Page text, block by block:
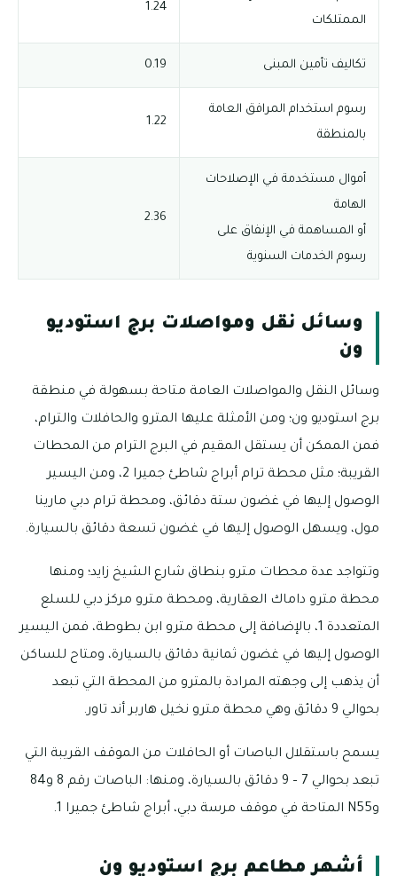
الممتلكات
1.24
تكاليف تأمين المبنى 0.19
رسوم استخدام المرافق العامة
بالمنطقة
1.22
أموال مستخدمة في الإصلاحات
الهامة
أو المساهمة في الإنفاق على
رسوم الخدمات السنوية
2.36
وسائل نقل ومواصلات برج استوديو
ون
وسائل النقل والمواصلات العامة متاحة بسهولة في منطقة
برج استوديو ون؛ ومن الأمثلة عليها المترو والحافلات والترام،
فمن الممكن أن يستقل المقيم في البرج الترام من المحطات
القريبة؛ مثل محطة ترام أبراج شاطئ جميرا 2، ومن اليسير
الوصول إليها في غضون ستة دقائق، ومحطة ترام دبي مارينا
مول، ويسهل الوصول إليها في غضون تسعة دقائق بالسيارة.
وتتواجد عدة محطات مترو بنطاق شارع الشيخ زايد؛ ومنها
محطة مترو داماك العقارية، ومحطة مترو مركز دبي للسلع
المتعددة 1، بالإضافة إلى محطة مترو ابن بطوطة، فمن اليسير
الوصول إليها في غضون ثمانية دقائق بالسيارة، ومتاح للساكن
أن يذهب إلى وجهته المرادة بالمترو من المحطة التي تبعد
بحوالي 9 دقائق وهي محطة مترو نخيل هاربر أند تاور.
يسمح باستقلال الباصات أو الحافلات من الموقف القريبة التي
تبعد بحوالي 7 – 9 دقائق بالسيارة، ومنها: الباصات رقم 8 و84
وN55 المتاحة في موقف مرسة دبي، أبراج شاطئ جميرا 1.
أشهر مطاعم برج استوديو ون